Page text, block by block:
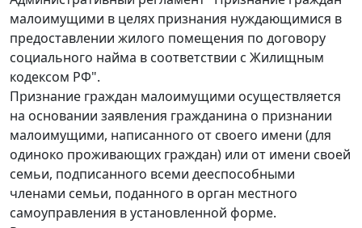
малоимущими в целях признания нуждающимися в
предоставлении жилого помещения по договору
социального найма в соответствии с Жилищным
кодексом РФ".
Признание граждан малоимущими осуществляется
на основании заявления гражданина о признании
малоимущими, написанного от своего имени (для
одиноко проживающих граждан) или от имени своей
семьи, подписанного всеми дееспособными
членами семьи, поданного в орган местного
самоуправления в установленной форме.